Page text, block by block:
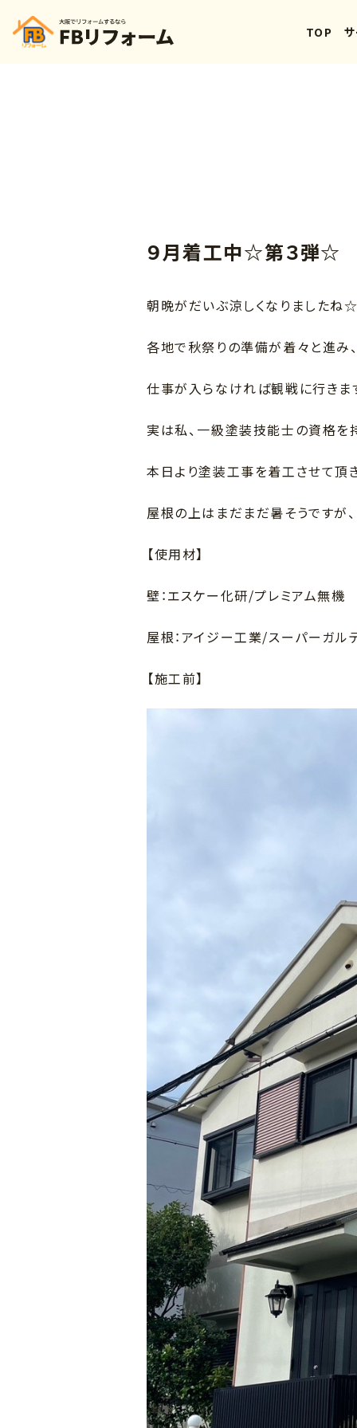
TOP
９月着工中☆第３弾☆
朝晩がだいぶ涼しくなりましたね
各地で秋祭りの準備が着々と進
仕事が入らなければ観戦に行きま
実は私、一級塗装技能士の資格を持
本日より塗装工事を着工させて頂
屋根の上はまだまだ暑そうですが
【使用材】
壁：エスケー化研/プレミアム無機
屋根：アイジー工業/スーパーガ
【施工前】